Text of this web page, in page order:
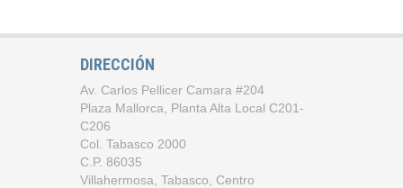
DIRECCIÓN
Av. Carlos Pellicer Camara #204
Plaza Mallorca, Planta Alta Local C201-
C206
Col. Tabasco 2000
C.P. 86035
Villahermosa, Tabasco, Centro